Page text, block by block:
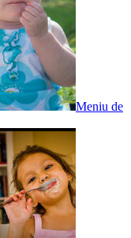
Meniu de